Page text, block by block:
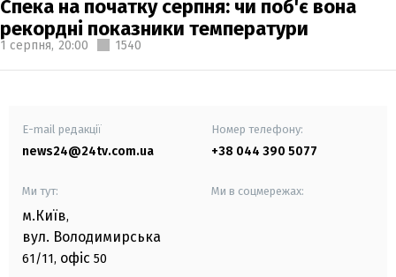
Спека на початку серпня: чи поб'є вона
рекордні показники температури
1 серпня, 20:00 1540
E-mail редакції
news24@24tv.com.ua
Номер телефону:
+38 044 390 5077
Ми тут:
м.Київ,
вул. Володимирська
61/11, офіс 50
Ми в соцмережах: